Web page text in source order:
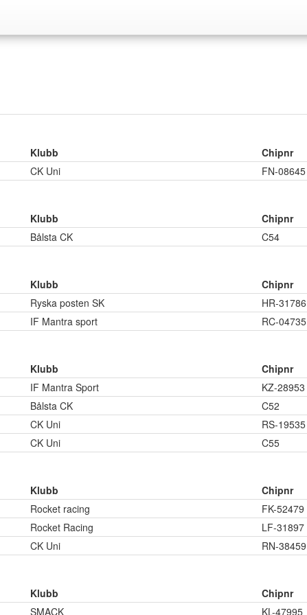
Klubb Chipnr
CK Uni FN-08645
Klubb Chipnr
Bålsta CK C54
Klubb Chipnr
Ryska posten SK HR-31786
IF Mantra sport RC-04735
Klubb Chipnr
IF Mantra Sport KZ-28953
Bålsta CK C52
CK Uni RS-19535
CK Uni C55
Klubb Chipnr
Rocket racing FK-52479
Rocket Racing LF-31897
CK Uni RN-38459
Klubb Chipnr
SMACK KL-47995